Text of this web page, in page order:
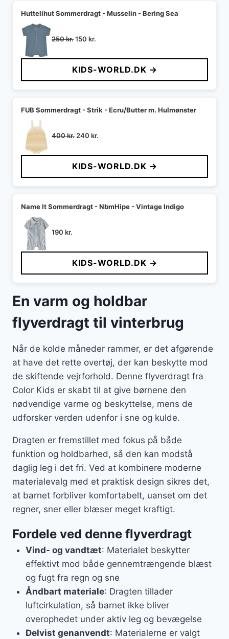
Huttelihut Sommerdragt - Musselin - Bering Sea
250kr.Den
pris
var:
250 kr..
150 kr.
pris
er:
150 kr..
KIDS-WORLD.DK →
FUB Sommerdragt - Strik - Ecru/Butter m. Hulmønster
400kr. Den
pris
var:
400 kr..
240 kr.
pris
er:
240 kr..
KIDS-WORLD.DK →
Name It Sommerdragt - NbmHipe - Vintage Indigo
190 kr.
KIDS-WORLD.DK →
En varm og holdbar
flyverdragt til vinterbrug
Når de kolde måneder rammer, er det afgørende
at have det rette overtøj, der kan beskytte mod
de skiftende vejrforhold. Denne flyverdragt fra
Color Kids er skabt til at give børnene den
nødvendige varme og beskyttelse, mens de
udforsker verden udenfor i sne og kulde.
Dragten er fremstillet med fokus på både
funktion og holdbarhed, så den kan modstå
daglig leg i det fri. Ved at kombinere moderne
materialevalg med et praktisk design sikres det,
at barnet forbliver komfortabelt, uanset om det
regner, sner eller blæser meget kraftigt.
Fordele ved denne flyverdragt
Vind- og vandtæt: Materialet beskytter
effektivt mod både gennemtrængende blæst
og fugt fra regn og sne
Åndbart materiale: Dragten tillader
luftcirkulation, så barnet ikke bliver
overophedet under aktiv leg og bevægelse
Delvist genanvendt: Materialerne er valgt